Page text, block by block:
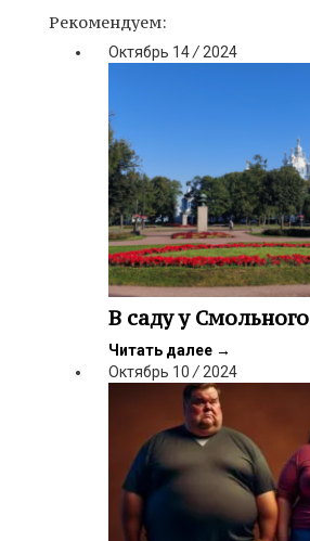
Рекомендуем:
Октябрь 14/ 2024
В саду у Смольного
Читать далее →
Октябрь 10 / 2024